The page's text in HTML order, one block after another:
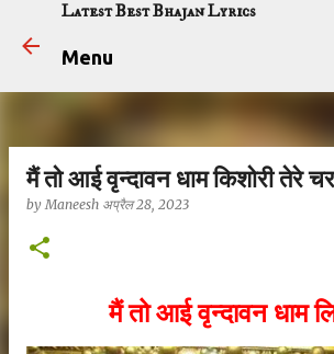
सीधे मुख्य सामग्री पर जाएं
Latest Best Bhajan Lyrics
Menu
मैं तो आई वृन्दावन धाम किशोरी तेरे
byManeesh अप्रैल 28, 2023
मैं तो आई वृन्दावन धाम